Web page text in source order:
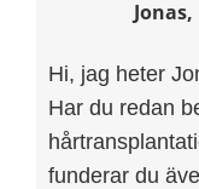
Hi, jag heter
Har du redan
funderar du